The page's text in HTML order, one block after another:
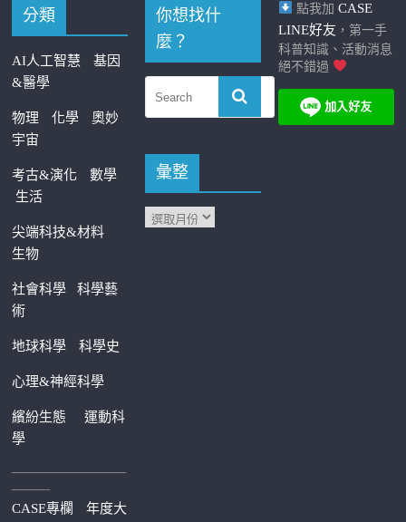
分類
AI人工智慧
基因
&醫學
物理 化學
奧妙
宇宙
考古&演化
數學
生活
尖端科技&材料
生物
社會科學科學藝
術
地球科學 科學史
心理&神經科學
繽紛生態運動科
學
—————————
———
CASE專欄 年度大
你想找什
麼？
彙整
點我加 CASE
LINE好友 ，第一手
科普知識、活動消息
絕不錯過